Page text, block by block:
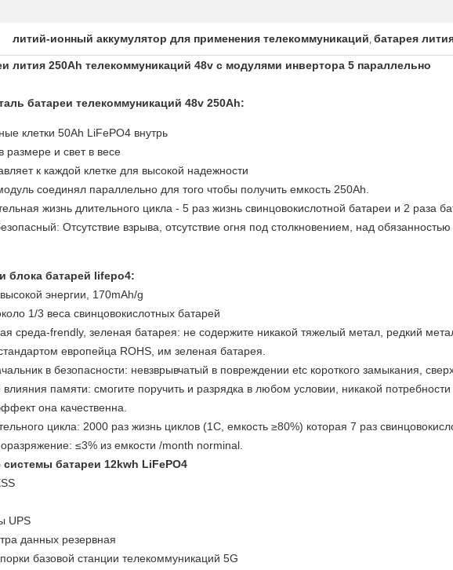
литий-ионный аккумулятор для применения телекоммуникаций, батарея
лития 250Ah телекоммуникаций 48v с модулями инвертора 5 параллельно
батареи телекоммуникаций 48v 250Ah:
клетки 50Ah LiFePO4 внутрь
размере и свет в весе
к каждой клетке для высокой надежности
соединял параллельно для того чтобы получить емкость 250Ah.
жизнь длительного цикла - 5 раз жизнь свинцовокислотной батареи и 2 раза
Отсутствие взрыва, отсутствие огня под столкновением, над
блока батарей lifepo4:
энергии, 170mAh/g
1/3 веса свинцовокислотных батарей
среда-frendly, зеленая батарея: не содержите никакой тяжелый метал, редкий
европейца ROHS, им зеленая батарея.
в безопасности: невзврывчатый в повреждении etc короткого замыкания,
влияния памяти: смогите поручить и разрядка в любом условии, никакой
она качественна.
цикла: 2000 раз жизнь циклов (1C, емкость ≥80%) которая 7 раз
≤3% из емкости /month norminal.
системы батареи 12kwh LiFePO4
UPS
данных резервная
базовой станции телекоммуникаций 5G